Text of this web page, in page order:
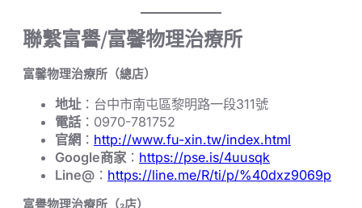
聯繫富譽/富馨物理治療所
富馨物理治療所（總店）
地址：台中市南屯區黎明路一段311號
電話：0970-781752
官網 ： http://www.fu-xin.tw/index.html
Google商家： https://pse.is/4uusqk
Line@ ： https://line.me/R/ti/p/%40dxz9069p
富譽物理治療所（2店）